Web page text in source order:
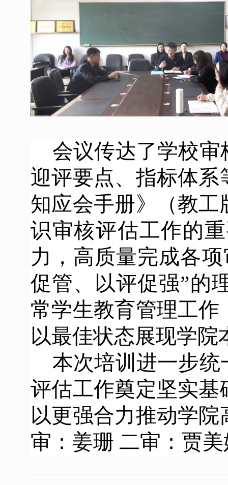
会议传达了学校
迎评要点、指标体
知应会手册》（教
识审核评估工作的
力，高质量完成各
促管、以评促强”的
常学生教育管理工
以最佳状态展现学
本次培训进一步
评估工作奠定坚实
以更强合力推动学
审：姜珊 二审：贾